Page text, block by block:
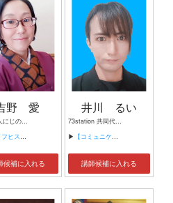
野 愛
NPO法人にじの絲 代表理事
高校生の援助交際体験＞】
候補に入れる
井川 るい
73station 共同代表 介護福祉士 LGBT介護アドバイザー
▶ 【コミュニケーションについて】
講師候補に入れる